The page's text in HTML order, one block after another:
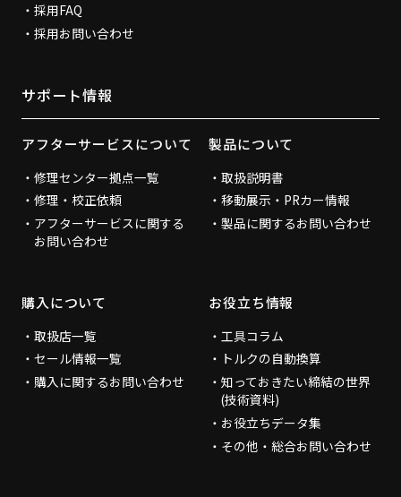
採用FAQ
採用お問い合わせ
サポート情報
アフターサービスについて
修理センター拠点一覧
修理・校正依頼
アフターサービスに関する
お問い合わせ
製品について
取扱説明書
移動展示・PRカー情報
製品に関するお問い合わせ
購入について
取扱店一覧
セール情報一覧
購入に関するお問い合わせ
お役立ち情報
工具コラム
トルクの自動換算
知っておきたい締結の世界
(技術資料)
お役立ちデータ集
その他・総合お問い合わせ